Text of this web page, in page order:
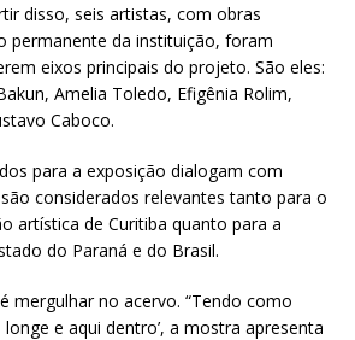
disso, seis artistas, com obras
permanente da instituição, foram
eixos principais do projeto. São eles:
Amelia Toledo, Efigênia Rolim,
Caboco.
para a exposição dialogam com
considerados relevantes tanto para o
artística de Curitiba quanto para a
do Paraná e do Brasil.
mergulhar no acervo. “Tendo como
e aqui dentro’, a mostra apresenta